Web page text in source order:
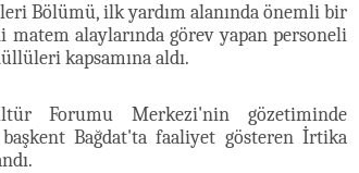
Bölümü, ilk yardım alanında önemli bir
alaylarında görev yapan personeli
kapsamına aldı.
Forumu Merkezi'nin gözetiminde
Bağdat'ta faaliyet gösteren İrtika